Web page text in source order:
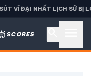
LỊCH SỬ BỊ LOẠI CỰC
SCORES